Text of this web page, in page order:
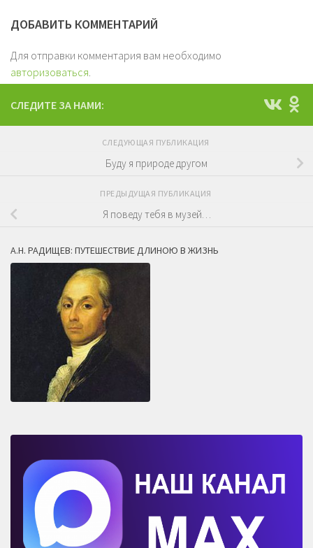
ДОБАВИТЬ КОММЕНТАРИЙ
Для отправки комментария вам необходимо
авторизоваться
СЛЕДИТЕ ЗА НАМИ:
СЛЕДУЮЩАЯ ПУБЛИКАЦИЯ
Буду я природе другом
ПРЕДЫДУЩАЯ ПУБЛИКАЦИЯ
Я поведу тебя в музей…
А.Н. РАДИЩЕВ: ПУТЕШЕСТВИЕ ДЛИНОЮ В ЖИЗНЬ